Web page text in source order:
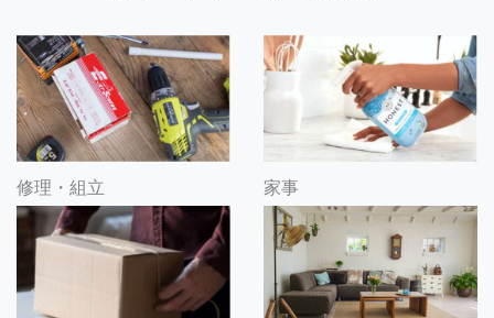
修理・組立 家事